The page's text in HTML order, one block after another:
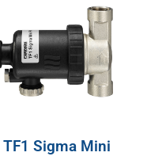
TF1 Sigma Mini